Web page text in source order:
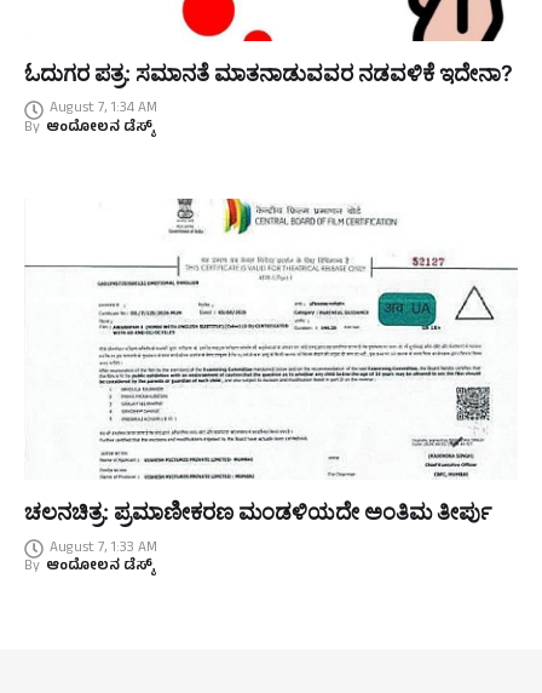
ಓದುಗರ ಪತ್ರ: ಸಮಾನತೆ ಮಾತನಾಡುವವರ ನಡವಳಿಕೆ ಇದೇನಾ?
August 7, 1:34 AM
By ಆಂದೋಲನ ಡೆಸ್ಕ್
ಚಲನಚಿತ್ರ: ಪ್ರಮಾಣೀಕರಣ ಮಂಡಳಿಯದೇ ಅಂತಿಮ ತೀರ್ಪು
August 7, 1:33 AM
By ಆಂದೋಲನ ಡೆಸ್ಕ್